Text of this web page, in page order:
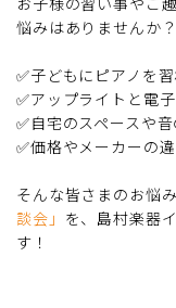
悩みはありませんか？
✅子どもにピアノを
✅アップライトと電
✅自宅のスペースや
✅価格やメーカーの
そんな皆さまのお悩
談会」 を、島村楽器
す！